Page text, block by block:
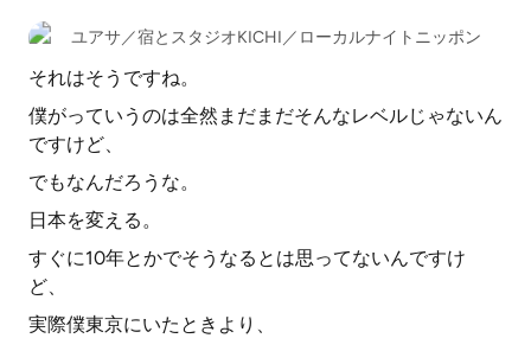
ユアサ／宿とスタジオKICHI／ローカルナイトニッポン
それはそうですね。
僕がっていうのは全然まだまだそんなレベルじゃないん
ですけど、
でもなんだろうな。
日本を変える。
すぐに10年とかでそうなるとは思ってないんですけ
ど、
実際僕東京にいたときより、